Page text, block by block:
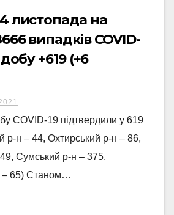
листопада на
випадків COVID-
+619 (+6
COVID-19 підтвердили у 619
р-н – 44, Охтирський р-н – 86,
Сумський р-н – 375,
– 65) Станом…